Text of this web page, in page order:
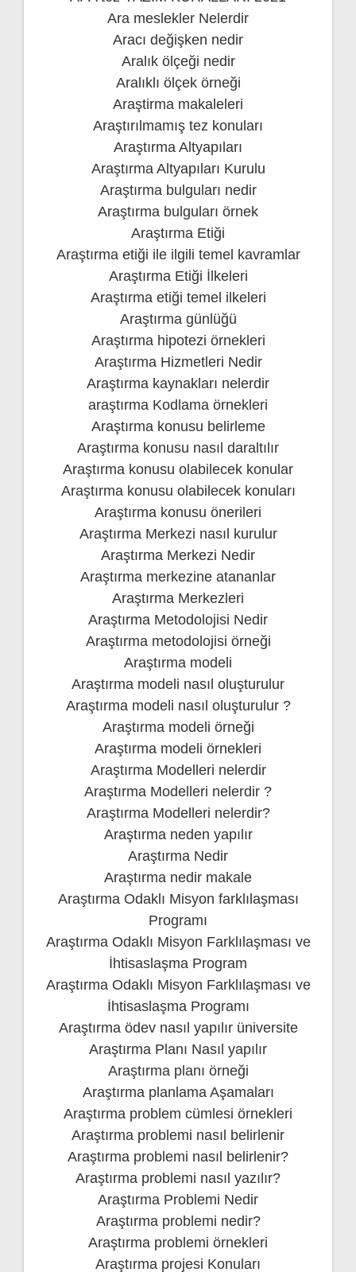
Ara meslekler Nelerdir
Aracı değişken nedir
Aralık ölçeği nedir
Aralıklı ölçek örneği
Araştirma makaleleri
Araştırılmamış tez konuları
Araştırma Altyapıları
Araştırma Altyapıları Kurulu
Araştırma bulguları nedir
Araştırma bulguları örnek
Araştırma Etiği
Araştırma etiği ile ilgili temel kavramlar
Araştırma Etiği İlkeleri
Araştırma etiği temel ilkeleri
Araştırma günlüğü
Araştırma hipotezi örnekleri
Araştırma Hizmetleri Nedir
Araştırma kaynakları nelerdir
araştırma Kodlama örnekleri
Araştırma konusu belirleme
Araştırma konusu nasıl daraltılır
Araştırma konusu olabilecek konular
Araştırma konusu olabilecek konuları
Araştırma konusu önerileri
Araştırma Merkezi nasıl kurulur
Araştırma Merkezi Nedir
Araştırma merkezine atananlar
Araştırma Merkezleri
Araştırma Metodolojisi Nedir
Araştırma metodolojisi örneği
Araştırma modeli
Araştırma modeli nasıl oluşturulur
Araştırma modeli nasıl oluşturulur ?
Araştırma modeli örneği
Araştırma modeli örnekleri
Araştırma Modelleri nelerdir
Araştırma Modelleri nelerdir ?
Araştırma Modelleri nelerdir?
Araştırma neden yapılır
Araştırma Nedir
Araştırma nedir makale
Araştırma Odaklı Misyon farklılaşması
Programı
Araştırma Odaklı Misyon Farklılaşması ve
İhtisaslaşma Program
Araştırma Odaklı Misyon Farklılaşması ve
İhtisaslaşma Programı
Araştırma ödev nasıl yapılır üniversite
Araştırma Planı Nasıl yapılır
Araştırma planı örneği
Araştırma planlama Aşamaları
Araştırma problem cümlesi örnekleri
Araştırma problemi nasıl belirlenir
Araştırma problemi nasıl belirlenir?
Araştırma problemi nasıl yazılır?
Araştırma Problemi Nedir
Araştırma problemi nedir?
Araştırma problemi örnekleri
Araştırma projesi Konuları